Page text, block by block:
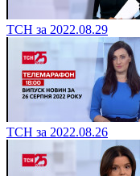
ТСН за 2022.08.29
ТСН за 2022.08.26